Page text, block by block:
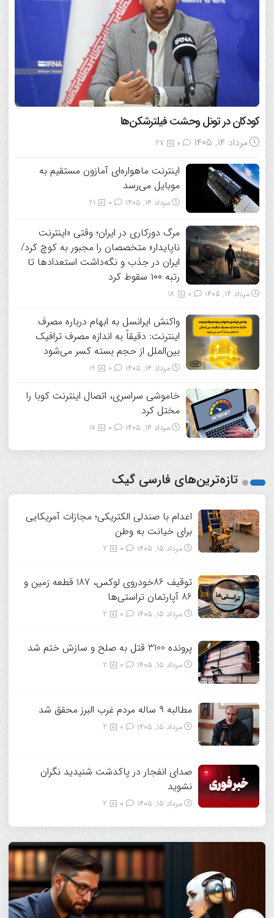
کودکان در تونل وحشت فیلترشکن‌ها
مرداد ۱۴, ۱۴۰۵ 27
اینترنت ماهواره‌ای آمازون مستقیم به
موبایل می‌رسد
مرداد ۱۴, ۱۴۰۵ 21
مرگ دورکاری در ایران؛ وقتی «اینترنت
ناپایدار» متخصصان را مجبور به کوچ کرد/
ایران در جذب و نگه‌داشت استعدادها تا
رتبه ۱۰۰ سقوط کرد
مرداد ۱۴, ۱۴۰۵ 18
واکنش ایرانسل به ابهام درباره مصرف
اینترنت: دقیقاً به اندازه مصرف ترافیک
بین‌الملل از حجم بسته کسر می‌شود
مرداد ۱۴, ۱۴۰۵ 19
خاموشی سراسری، اتصال اینترنت کوبا را
مختل کرد
مرداد ۱۴, ۱۴۰۵ 17
تازه‌ترین‌های فارسی گیک
اعدام با صندلی الکتریکی؛ مجازات آمریکایی
برای خیانت به وطن
مرداد ۱۵, ۱۴۰۵ 2
توقیف 86خودروی لوکس، 187 قطعه زمین و
86 آپارتمان تراستی‌ها
مرداد ۱۵, ۱۴۰۵ 2
پرونده 3100 قتل به صلح و سازش ختم شد
مرداد ۱۵, ۱۴۰۵ 2
مطالبه ۹ ساله مردم غرب البرز محقق شد
مرداد ۱۵, ۱۴۰۵ 2
صدای انفجار در پاکدشت شنیدید نگران
نشوید
مرداد ۱۵, ۱۴۰۵ 2